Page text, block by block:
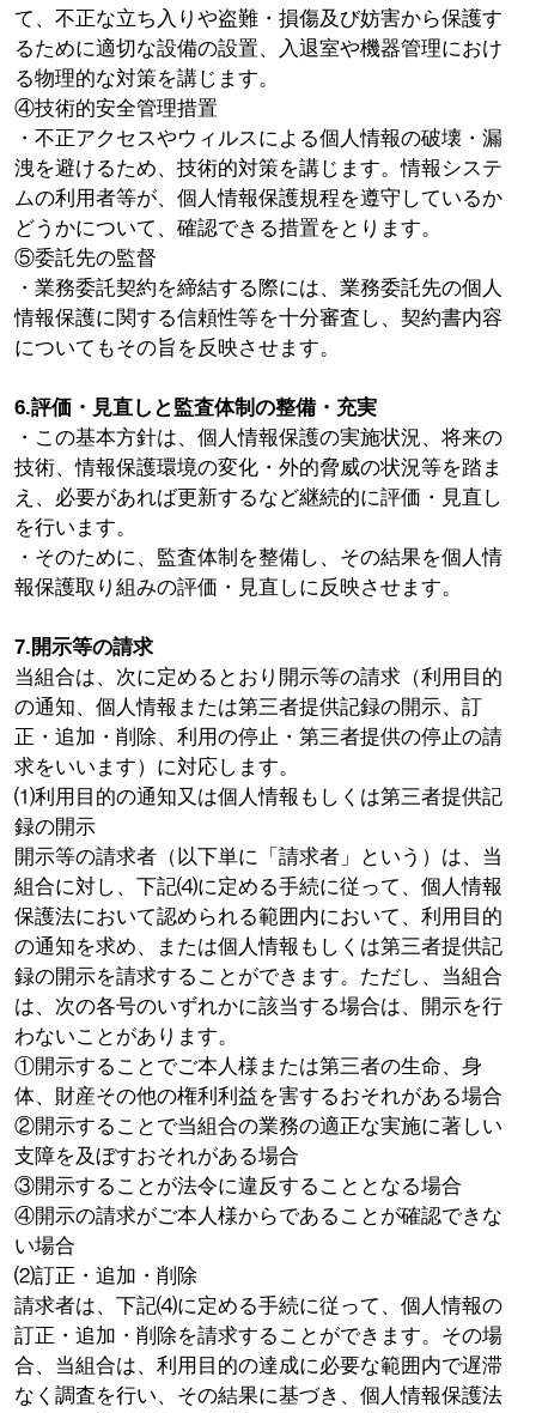
て、不正な立ち入りや盗難・損傷及び妨害から保護す
るために適切な設備の設置、入退室や機器管理におけ
る物理的な対策を講じます。
④技術的安全管理措置
・不正アクセスやウィルスによる個人情報の破壊・漏
洩を避けるため、技術的対策を講じます。情報システ
ムの利用者等が、個人情報保護規程を遵守しているか
どうかについて、確認できる措置をとります。
⑤委託先の監督
・業務委託契約を締結する際には、業務委託先の個人
情報保護に関する信頼性等を十分審査し、契約書内容
についてもその旨を反映させます。
6.評価・見直しと監査体制の整備・充実
・この基本方針は、個人情報保護の実施状況、将来の
技術、情報保護環境の変化・外的脅威の状況等を踏ま
え、必要があれば更新するなど継続的に評価・見直し
を行います。
・そのために、監査体制を整備し、その結果を個人情
報保護取り組みの評価・見直しに反映させます。
7.開示等の請求
当組合は、次に定めるとおり開示等の請求（利用目的
の通知、個人情報または第三者提供記録の開示、訂
正・追加・削除、利用の停止・第三者提供の停止の請
求をいいます）に対応します。
⑴利用目的の通知又は個人情報もしくは第三者提供記
録の開示
開示等の請求者（以下単に「請求者」という）は、当
組合に対し、下記⑷に定める手続に従って、個人情報
保護法において認められる範囲内において、利用目的
の通知を求め、または個人情報もしくは第三者提供記
録の開示を請求することができます。ただし、当組合
は、次の各号のいずれかに該当する場合は、開示を行
わないことがあります。
①開示することでご本人様または第三者の生命、身
体、財産その他の権利利益を害するおそれがある場合
②開示することで当組合の業務の適正な実施に著しい
支障を及ぼすおそれがある場合
③開示することが法令に違反することとなる場合
④開示の請求がご本人様からであることが確認できな
い場合
⑵訂正・追加・削除
請求者は、下記⑷に定める手続に従って、個人情報の
訂正・追加・削除を請求することができます。その場
合、当組合は、利用目的の達成に必要な範囲内で遅滞
なく調査を行い、その結果に基づき、個人情報保護法